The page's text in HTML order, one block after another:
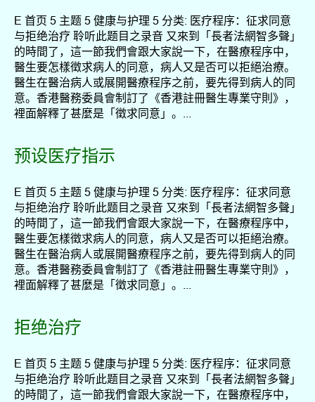
E 首页 5 主题 5 健康与护理 5 分类: 医疗程序：征求同意
与拒绝治疗 聆听此题目之录音 又來到「長者法網智多聲」
的時間了，這一節我們會跟大家說一下，在醫療程序中，
醫生要怎樣徵求病人的同意，病人又是否可以拒絕治療。
醫生在醫治病人或展開醫療程序之前，要先得到病人的同
意。香港醫務委員會制訂了《香港註冊醫生專業守則》，
裡面解釋了甚麼是「徵求同意」。...
预设医疗指示
E 首页 5 主题 5 健康与护理 5 分类: 医疗程序：征求同意
与拒绝治疗 聆听此题目之录音 又來到「長者法網智多聲」
的時間了，這一節我們會跟大家說一下，在醫療程序中，
醫生要怎樣徵求病人的同意，病人又是否可以拒絕治療。
醫生在醫治病人或展開醫療程序之前，要先得到病人的同
意。香港醫務委員會制訂了《香港註冊醫生專業守則》，
裡面解釋了甚麼是「徵求同意」。...
拒绝治疗
E 首页 5 主题 5 健康与护理 5 分类: 医疗程序：征求同意
与拒绝治疗 聆听此题目之录音 又來到「長者法網智多聲」
的時間了，這一節我們會跟大家說一下，在醫療程序中，